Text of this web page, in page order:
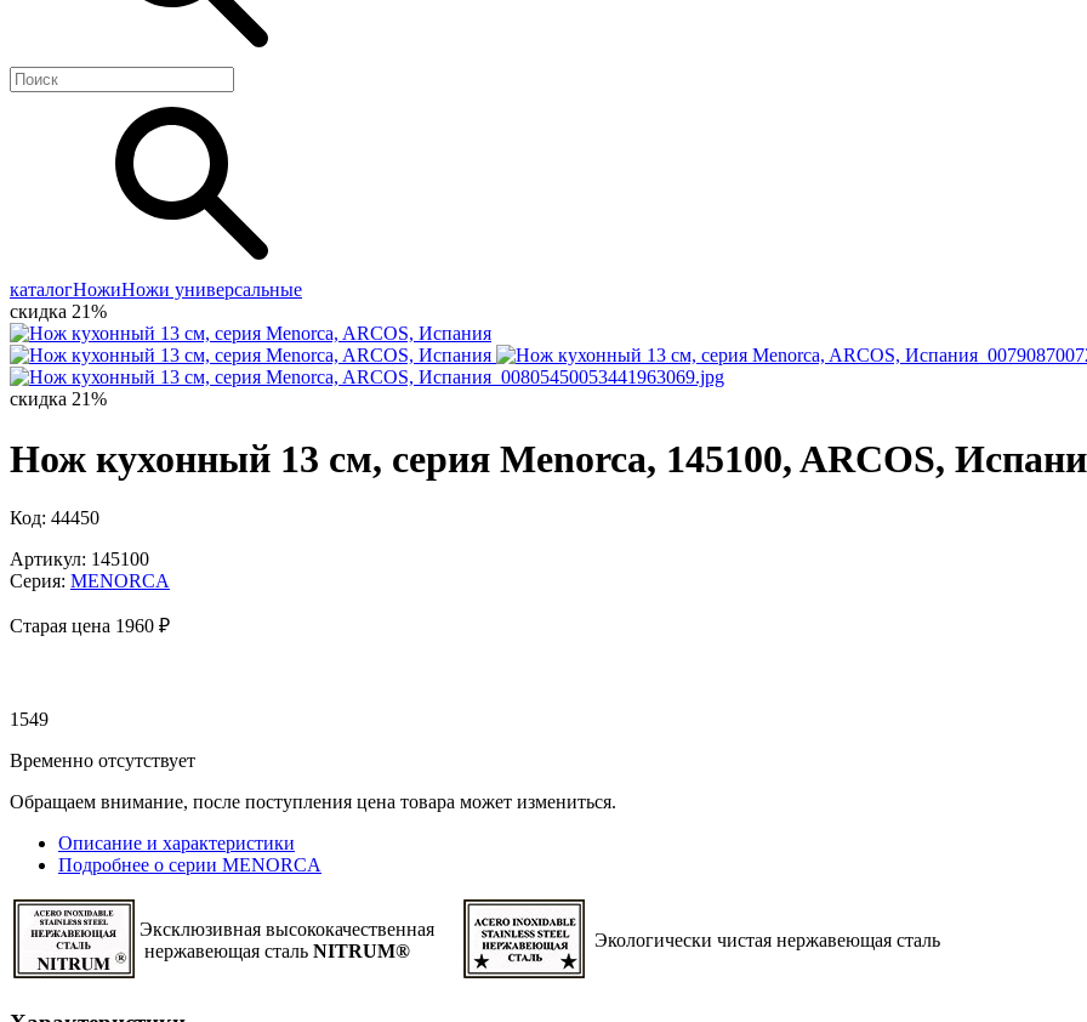
каталогНожиНожи универсальные
скидка 21%
скидка 21%
Нож кухонный 13 см, серия Menorca, 145100, ARCOS,
Код: 44450
Артикул: 145100
Серия: MENORCA
Старая цена 1960 ₽
1549
Временно отсутствует
Обращаем внимание, после поступления цена товара может измениться.
Описание и характеристики
Подробнее о серии MENORCA
Эксклюзивная высококачественная
нержавеющая сталь NITRUM®
Экологически чистая нержавеющая сталь